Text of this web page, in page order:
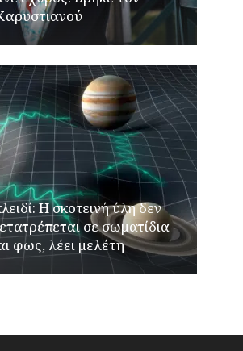
Η σκοτεινή ύλη δεν
σε σωματίδια
φως, λέει μελέτη